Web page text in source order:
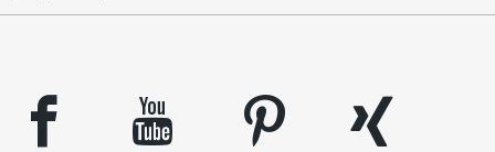
facebook youtube pinterest
xing